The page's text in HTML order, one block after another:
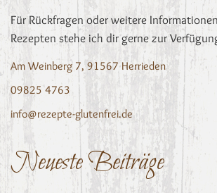
Für Rückfragen oder weitere
Rezepten stehe ich dir gerne zur
Am Weinberg 7, 91567 Herrieden
09825 4763
info@rezepte-glutenfrei.de
Neueste Beiträge